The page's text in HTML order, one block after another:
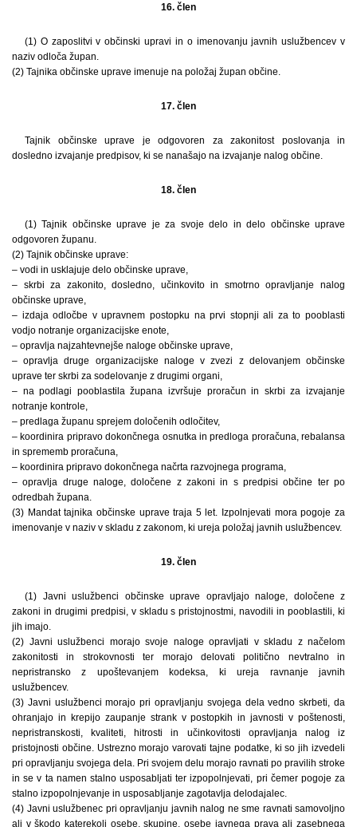
16. člen
(1) O zaposlitvi v občinski upravi in o imenovanju javnih uslužbencev v
naziv odloča župan.
(2) Tajnika občinske uprave imenuje na položaj župan občine.
17. člen
Tajnik občinske uprave je odgovoren za zakonitost poslovanja in
dosledno izvajanje predpisov, ki se nanašajo na izvajanje nalog občine.
18. člen
(1) Tajnik občinske uprave je za svoje delo in delo občinske uprave
odgovoren županu.
(2) Tajnik občinske uprave:
– vodi in usklajuje delo občinske uprave,
– skrbi za zakonito, dosledno, učinkovito in smotrno opravljanje nalog
občinske uprave,
– izdaja odločbe v upravnem postopku na prvi stopnji ali za to pooblasti
vodjo notranje organizacijske enote,
– opravlja najzahtevnejše naloge občinske uprave,
– opravlja druge organizacijske naloge v zvezi z delovanjem občinske
uprave ter skrbi za sodelovanje z drugimi organi,
– na podlagi pooblastila župana izvršuje proračun in skrbi za izvajanje
notranje kontrole,
– predlaga županu sprejem določenih odločitev,
– koordinira pripravo dokončnega osnutka in predloga proračuna, rebalansa
in sprememb proračuna,
– koordinira pripravo dokončnega načrta razvojnega programa,
– opravlja druge naloge, določene z zakoni in s predpisi občine ter po
odredbah župana.
(3) Mandat tajnika občinske uprave traja 5 let. Izpolnjevati mora pogoje za
imenovanje v naziv v skladu z zakonom, ki ureja položaj javnih uslužbencev.
19. člen
(1) Javni uslužbenci občinske uprave opravljajo naloge, določene z
zakoni in drugimi predpisi, v skladu s pristojnostmi, navodili in pooblastili, ki
jih imajo.
(2) Javni uslužbenci morajo svoje naloge opravljati v skladu z načelom
zakonitosti in strokovnosti ter morajo delovati politično nevtralno in
nepristransko z upoštevanjem kodeksa, ki ureja ravnanje javnih
uslužbencev.
(3) Javni uslužbenci morajo pri opravljanju svojega dela vedno skrbeti, da
ohranjajo in krepijo zaupanje strank v postopkih in javnosti v poštenosti,
nepristranskosti, kvaliteti, hitrosti in učinkovitosti opravljanja nalog iz
pristojnosti občine. Ustrezno morajo varovati tajne podatke, ki so jih izvedeli
pri opravljanju svojega dela. Pri svojem delu morajo ravnati po pravilih stroke
in se v ta namen stalno usposabljati ter izpopolnjevati, pri čemer pogoje za
stalno izpopolnjevanje in usposabljanje zagotavlja delodajalec.
(4) Javni uslužbenec pri opravljanju javnih nalog ne sme ravnati samovoljno
ali v škodo katerekoli osebe, skupine, osebe javnega prava ali zasebnega